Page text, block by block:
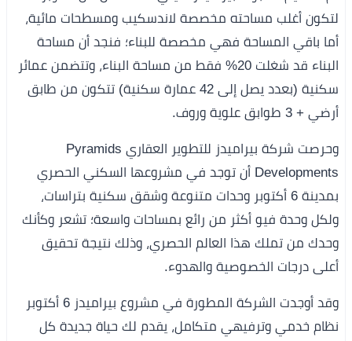
لتكون أغلب مساحته مخصصة لاندسكيب ومسطحات مائية،
أما باقي المساحة فهي مخصصة للبناء؛ فنجد أن مساحة
البناء قد شغلت 20% فقط من مساحة البناء، وتتضمن عمائر
سكنية (بعدد يصل إلى 42 عمارة سكنية) تتكون من طابق
أرضي + 3 طوابق علوية وروف.
وحرصت شركة بيراميدز للتطوير العقاري Pyramids
Developments أن توجد في مشروعها السكني الحصري
بمدينة 6 أكتوبر وحدات متنوعة وشقق سكنية بتراسات،
ولكل وحدة فيو أكثر من رائع بمساحات واسعة؛ تشعر وكأنك
وحدك من تملك هذا العالم الحصري، وذلك نتيجة تحقيق
أعلى درجات الخصوصية والهدوء.
وقد أوجدت الشركة المطورة في مشروع بيراميدز 6 أكتوبر
نظام خدمي وترفيهي متكامل، يقدم لك حياة جديدة كل